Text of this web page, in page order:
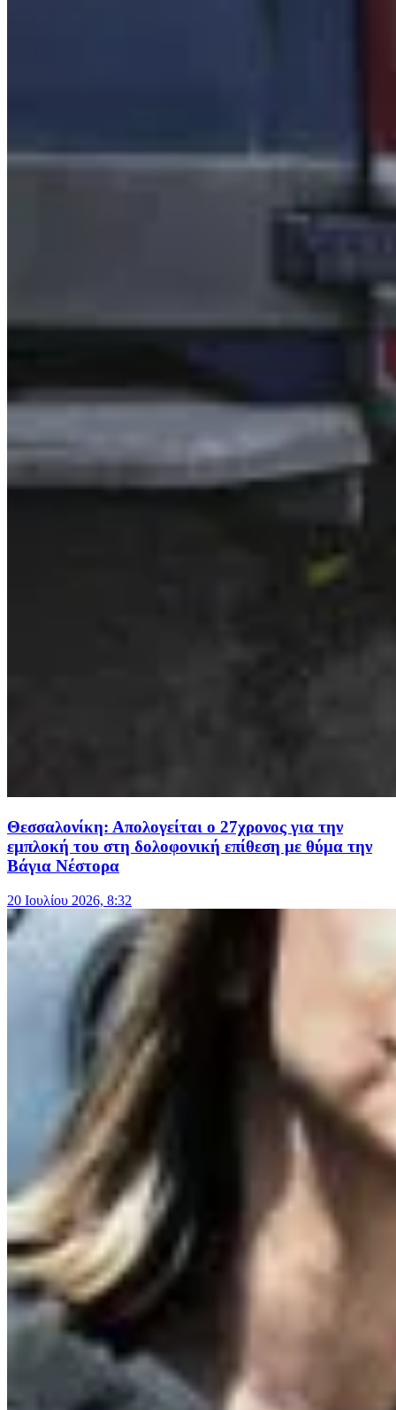
Θεσσαλονίκη: Απολογείται ο 27χρονος για την
εμπλοκή του στη δολοφονική επίθεση με θύμα την
Βάγια Νέστορα
20 Ιουλίου 2026, 8:32